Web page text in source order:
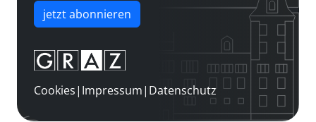
jetzt abonnieren
Cookies| Impressum| Datenschutz